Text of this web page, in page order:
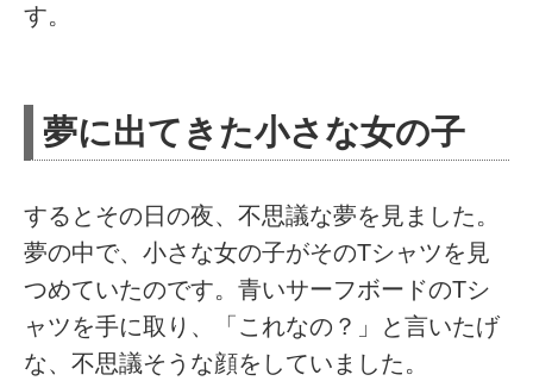
す。
夢に出てきた小さな女の子
するとその日の夜、不思議な夢を見ました。
夢の中で、小さな女の子がそのTシャツを見
つめていたのです。青いサーフボードのTシ
ャツを手に取り、「これなの？」と言いたげ
な、不思議そうな顔をしていました。